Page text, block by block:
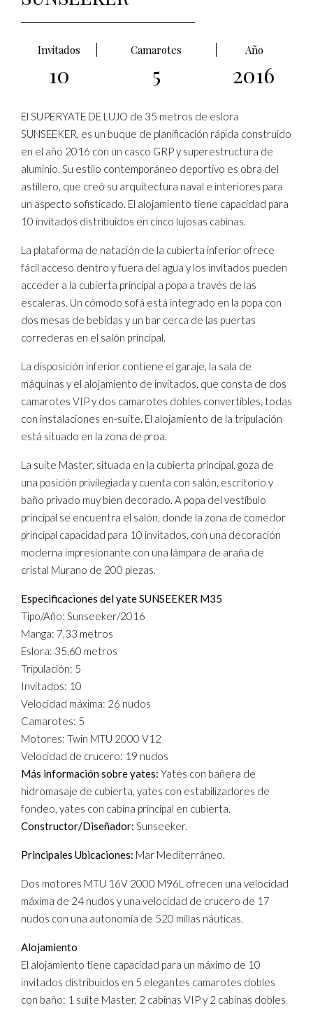
Invitados Camarotes Año
10 5 2016
El SUPERYATE DE LUJO de 35 metros de eslora
SUNSEEKER, es un buque de planificación rápida construido
en el año 2016 con un casco GRP y superestructura de
aluminio. Su estilo contemporáneo deportivo es obra del
astillero, que creó su arquitectura naval e interiores para
un aspecto sofisticado. El alojamiento tiene capacidad para
10 invitados distribuidos en cinco lujosas cabinas.
La plataforma de natación de la cubierta inferior ofrece
fácil acceso dentro y fuera del agua y los invitados pueden
acceder a la cubierta principal a popa a través de las
escaleras. Un cómodo sofá está integrado en la popa con
dos mesas de bebidas y un bar cerca de las puertas
correderas en el salón principal.
La disposición inferior contiene el garaje, la sala de
máquinas y el alojamiento de invitados, que consta de dos
camarotes VIP y dos camarotes dobles convertibles, todas
con instalaciones en-suite. El alojamiento de la tripulación
está situado en la zona de proa.
La suite Master, situada en la cubierta principal, goza de
una posición privilegiada y cuenta con salón, escritorio y
baño privado muy bien decorado. A popa del vestíbulo
principal se encuentra el salón, donde la zona de comedor
principal capacidad para 10 invitados, con una decoración
moderna impresionante con una lámpara de araña de
cristal Murano de 200 piezas.
Especificaciones del yate SUNSEEKER M35
Tipo/Año: Sunseeker/2016
Manga: 7,33 metros
Eslora: 35,60 metros
Tripulación: 5
Invitados: 10
Velocidad máxima: 26 nudos
Camarotes: 5
Motores: Twin MTU 2000 V12
Velocidad de crucero: 19 nudos
Más información sobre yates: Yates con bañera de
hidromasaje de cubierta, yates con estabilizadores de
fondeo, yates con cabina principal en cubierta.
Constructor/Diseñador: Sunseeker.
Principales Ubicaciones: Mar Mediterráneo.
Dos motores MTU 16V 2000 M96L ofrecen una velocidad
máxima de 24 nudos y una velocidad de crucero de 17
nudos con una autonomía de 520 millas náuticas.
Alojamiento
El alojamiento tiene capacidad para un máximo de 10
invitados distribuidos en 5 elegantes camarotes dobles
con baño: 1 suite Master, 2 cabinas VIP y 2 cabinas dobles